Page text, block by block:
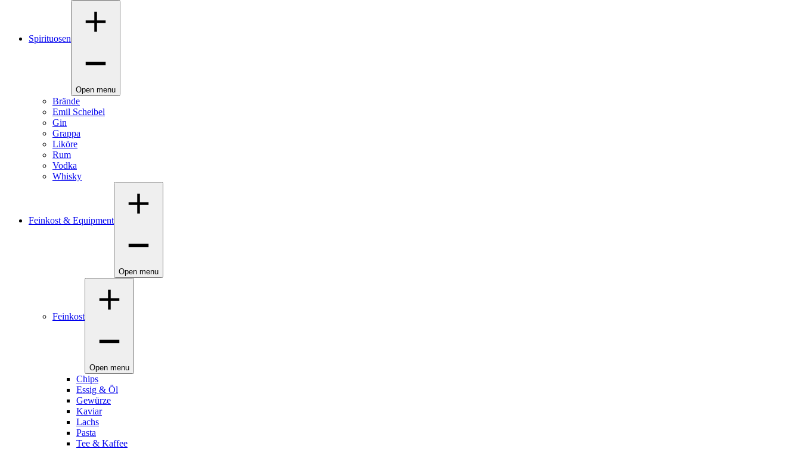
Spirituosen
Open menu
Brände
Emil Scheibel
Gin
Grappa
Liköre
Rum
Vodka
Whisky
Feinkost & Equipment
Open menu
Feinkost
Open menu
Chips
Essig & Öl
Gewürze
Kaviar
Lachs
Pasta
Tee & Kaffee